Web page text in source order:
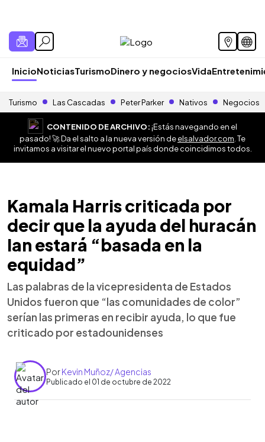
InicioNoticiasTurismoDinero y negociosVida
Turismo Las Cascadas Peter Parker Nativos Negocios
CONTENIDO DE ARCHIVO:¡Estás navegando en el
pasado! 🚀 Da el salto a la nueva versión deelsalvador.com . Te
invitamos a visitar el nuevo portal país donde coincidimos todos.
Kamala Harris criticada por
decir que la ayuda del huracán
Ian estará “basada en la
equidad”
Las palabras de la vicepresidenta de Estados
Unidos fueron que “las comunidades de color”
serían las primeras en recibir ayuda, lo que fue
criticado por estadounidenses
PorKevin Muñoz/ Agencias
Publicado el 01 de octubre de 2022